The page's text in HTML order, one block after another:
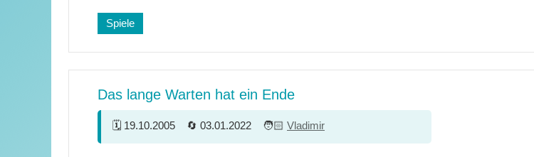
Spiele
Das lange Warten hat ein Ende
19.10.2005 03.01.2022 Vladimir